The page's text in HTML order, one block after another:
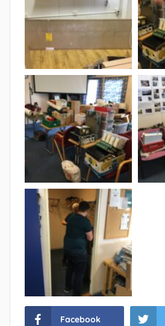
Facebook